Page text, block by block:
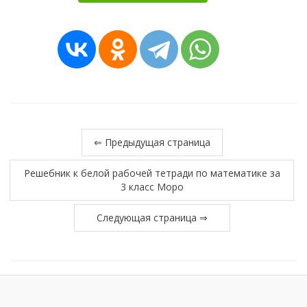
⇐ Предыдущая страница
Решебник к белой рабочей тетради по математике за
3 класс Моро
Следующая страница ⇒